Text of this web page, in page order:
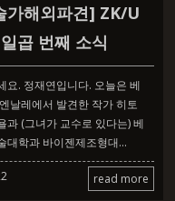
가해외파견] ZK/U
일곱 번째 소식
요. 정재연입니다. 오늘은 베
날레에서 발견한 작가 히토
과 (그녀가 교수로 있다는) 베
대학과 바이젠제조형대...
read more